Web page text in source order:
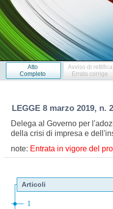
Atto
Completo
Avviso di rettifica
Errata corrige
LEGGE 8 marzo 2019, n.
Delega al Governo per
della crisi di impresa e
note: Entrata in vigore del